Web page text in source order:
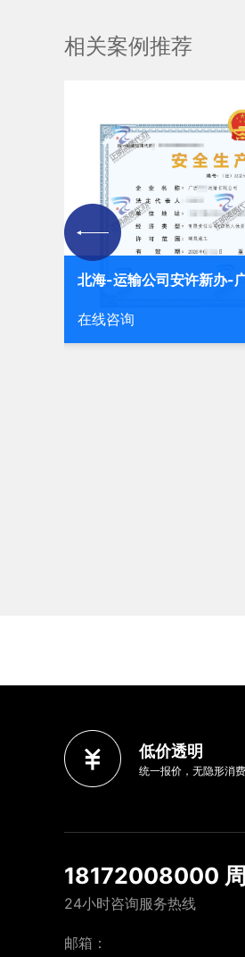
相关案例推荐
北海-运输公司安许新办-
在线咨询
低价透明
统一报价，无隐形消费
18172008000
24小时咨询服务热线
邮箱：